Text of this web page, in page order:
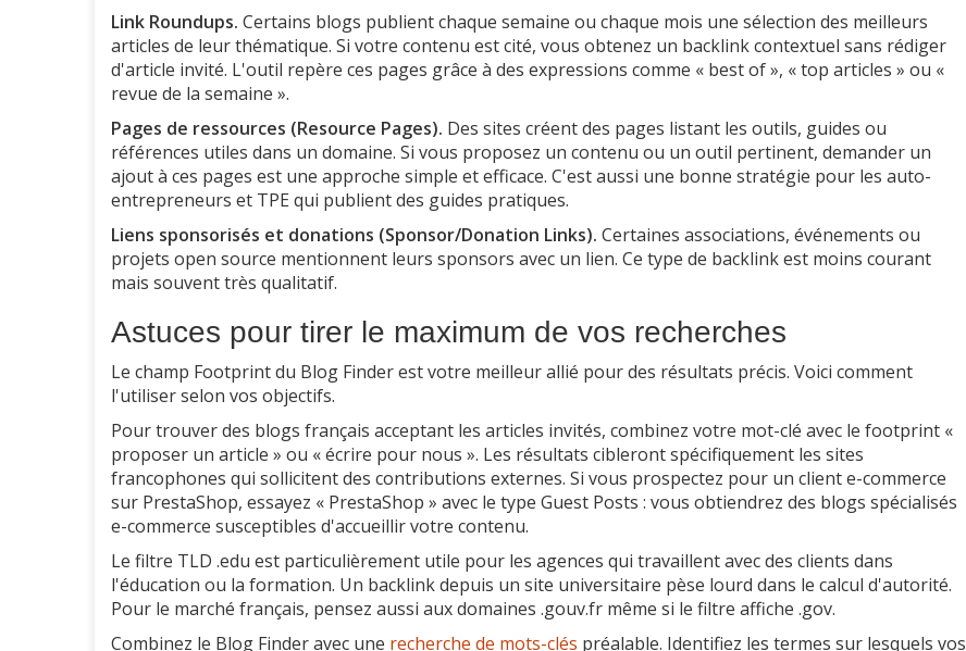
Link Roundups. Certains blogs publient chaque semaine ou chaque mois une sélection des meilleurs
articles de leur thématique. Si votre contenu est cité, vous obtenez un backlink contextuel sans rédiger
d'article invité. L'outil repère ces pages grâce à des expressions comme « best of », « top articles » ou «
revue de la semaine ».
Pages de ressources (Resource Pages). Des sites créent des pages listant les outils, guides ou
références utiles dans un domaine. Si vous proposez un contenu ou un outil pertinent, demander un
ajout à ces pages est une approche simple et efficace. C'est aussi une bonne stratégie pour les auto-
entrepreneurs et TPE qui publient des guides pratiques.
Liens sponsorisés et donations (Sponsor/Donation Links). Certaines associations, événements ou
projets open source mentionnent leurs sponsors avec un lien. Ce type de backlink est moins courant
mais souvent très qualitatif.
Astuces pour tirer le maximum de vos recherches
Le champ Footprint du Blog Finder est votre meilleur allié pour des résultats précis. Voici comment
l'utiliser selon vos objectifs.
Pour trouver des blogs français acceptant les articles invités, combinez votre mot-clé avec le footprint «
proposer un article » ou « écrire pour nous ». Les résultats cibleront spécifiquement les sites
francophones qui sollicitent des contributions externes. Si vous prospectez pour un client e-commerce
sur PrestaShop, essayez « PrestaShop » avec le type Guest Posts : vous obtiendrez des blogs spécialisés
e-commerce susceptibles d'accueillir votre contenu.
Le filtre TLD .edu est particulièrement utile pour les agences qui travaillent avec des clients dans
l'éducation ou la formation. Un backlink depuis un site universitaire pèse lourd dans le calcul d'autorité.
Pour le marché français, pensez aussi aux domaines .gouv.fr même si le filtre affiche .gov.
Combinez le Blog Finder avec une recherche de mots-clés préalable. Identifiez les termes sur lesquels vos